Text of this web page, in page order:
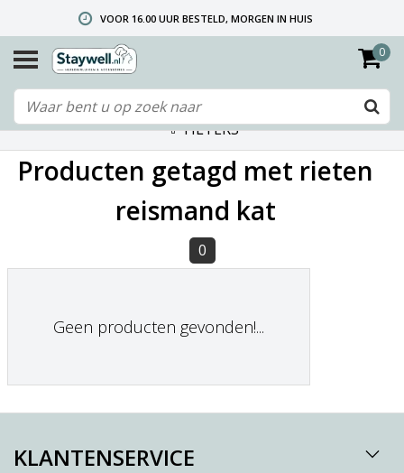
VOOR 16.00 UUR BESTELD, MORGEN IN HUIS
GRATIS VERZENDING VANAF € 40,- (ALLEEN NEDERLAND)
TELEFONISCHE HELPDESK 010 492 02 35 (LET OP: WIJ ZIJN NIET DE FABRIKANT! ZIE KLANTENSERVICE-INFO)
0
FILTERS
Producten getagd met rieten
reismand kat
0
Geen producten gevonden!...
KLANTENSERVICE